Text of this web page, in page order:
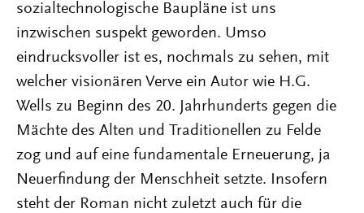
sozialtechnologische Baupläne ist uns
inzwischen suspekt geworden. Umso
eindrucksvoller ist es, nochmals zu sehen, mit
welcher visionären Verve ein Autor wie H.G.
Wells zu Beginn des 20. Jahrhunderts gegen die
Mächte des Alten und Traditionellen zu Felde
zog und auf eine fundamentale Erneuerung, ja
Neuerfindung der Menschheit setzte. Insofern
steht der Roman nicht zuletzt auch für die